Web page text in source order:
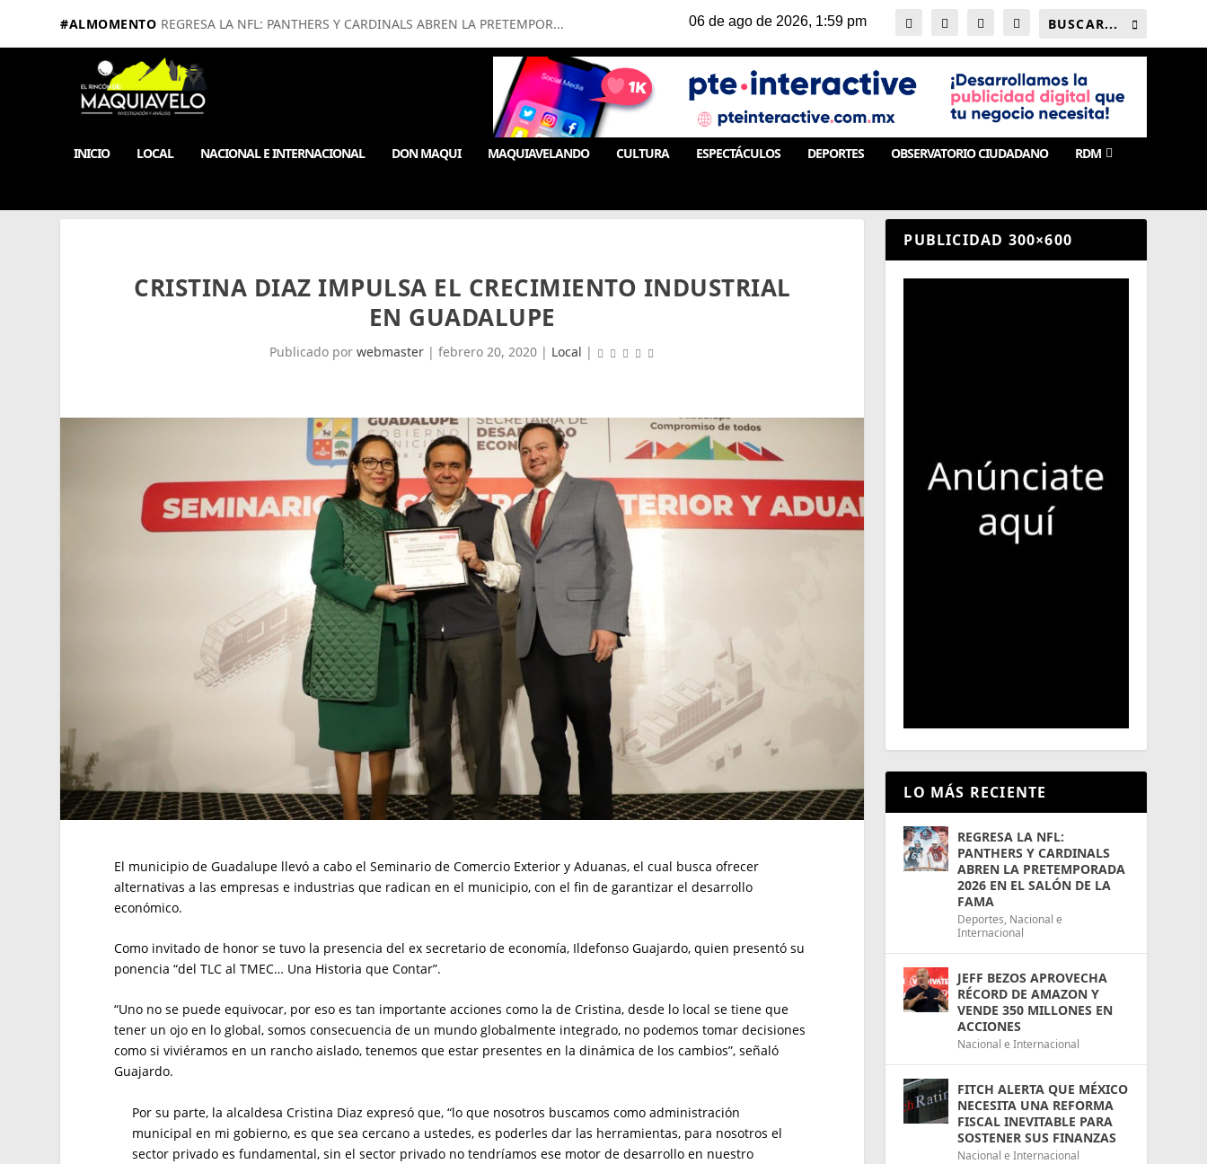
#ALMOMENTO REGRESA LA NFL: PANTHERS Y CARDINALS ABREN LA PRETEMPOR...
INICIO LOCAL NACIONAL E INTERNACIONAL DON MAQUI MAQUIAVELANDO CULTURA ESPECTÁCULOS DEPORTES OBSERVATORIO CIUDADANO RDM
CRISTINA DIAZ IMPULSA EL CRECIMIENTO INDUSTRIAL
EN GUADALUPE
Publicado por webmaster| febrero 20, 2020| Local |
El municipio de Guadalupe llevó a cabo el Seminario de Comercio Exterior y Aduanas, el cual busca ofrecer
alternativas a las empresas e industrias que radican en el municipio, con el fin de garantizar el desarrollo
económico.
Como invitado de honor se tuvo la presencia del ex secretario de economía, Ildefonso Guajardo, quien presentó su
ponencia “del TLC al TMEC… Una Historia que Contar”.
“Uno no se puede equivocar, por eso es tan importante acciones como la de Cristina, desde lo local se tiene que
tener un ojo en lo global, somos consecuencia de un mundo globalmente integrado, no podemos tomar decisiones
como si viviéramos en un rancho aislado, tenemos que estar presentes en la dinámica de los cambios”, señaló
Guajardo.
Por su parte, la alcaldesa Cristina Diaz expresó que, “lo que nosotros buscamos como administración
municipal en mi gobierno, es que sea cercano a ustedes, es poderles dar las herramientas, para nosotros el
sector privado es fundamental, sin el sector privado no tendríamos ese motor de desarrollo en nuestro
PUBLICIDAD 300×600
LO MÁS RECIENTE
REGRESA LA NFL:
PANTHERS Y CARDINALS
ABREN LA PRETEMPORADA
2026 EN EL SALÓN DE LA
FAMA
Deportes, Nacional e
Internacional
JEFF BEZOS APROVECHA
RÉCORD DE AMAZON Y
VENDE 350 MILLONES EN
ACCIONES
Nacional e Internacional
FITCH ALERTA QUE MÉXICO
NECESITA UNA REFORMA
FISCAL INEVITABLE PARA
SOSTENER SUS FINANZAS
Nacional e Internacional